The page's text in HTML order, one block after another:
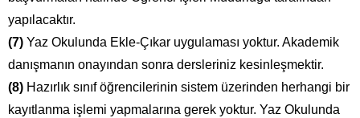
yapılacaktır.
(7) Yaz Okulunda Ekle-Çıkar uygulaması yoktur. Akademik
danışmanın onayından sonra dersleriniz kesinleşmektir.
(8) Hazırlık sınıf öğrencilerinin sistem üzerinden herhangi bir
kayıtlanma işlemi yapmalarına gerek yoktur. Yaz Okulunda